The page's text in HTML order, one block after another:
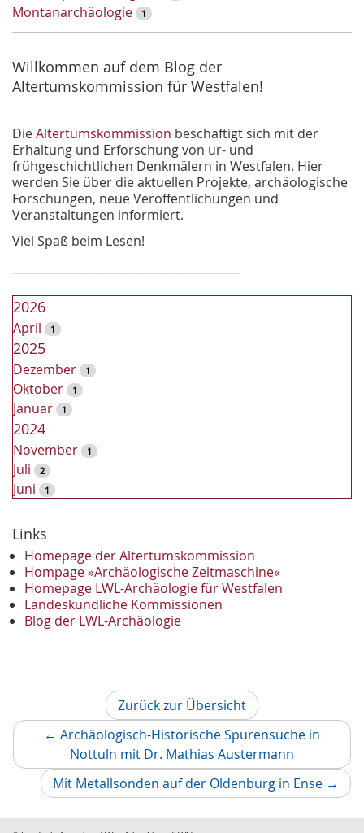
c
e
Montanarchäologie 1
Willkommen auf dem Blog der
Altertumskommission für Westfalen!
DieAltertumskommission beschäftigt sich mit der
Erhaltung und Erforschung von ur- und
frühgeschichtlichen Denkmälern in Westfalen. Hier
werden Sie über die aktuellen Projekte, archäologische
Forschungen, neue Veröffentlichungen und
Veranstaltungen informiert.
Viel Spaß beim Lesen!
2026
April 1
2025
Dezember 1
Oktober 1
Januar 1
2024
November 1
Juli 2
Juni 1
Dezember
November 2
Oktober 1
September 2
August 1
Mai 1
September 1
Mai 3
April 1
Links
Homepage der Altertumskommission
Hompage »Archäologische Zeitmaschine«
Homepage LWL-Archäologie für Westfalen
Landeskundliche Kommissionen
Blog der LWL-Archäologie
← Archäologisch-Historische Spurensuche in
Nottuln mit Dr. Mathias Austermann
Artikel
Zurück zur Übersicht
Mit Metallsonden auf der Oldenburg in Ense
Artikel
→